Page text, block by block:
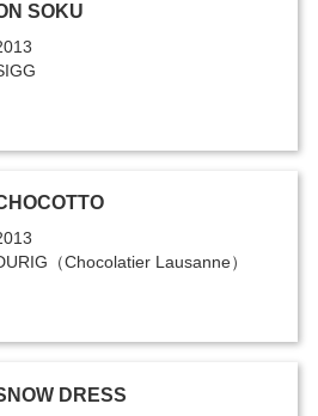
SOKU
（Chocolatier Lausanne）
DRESS